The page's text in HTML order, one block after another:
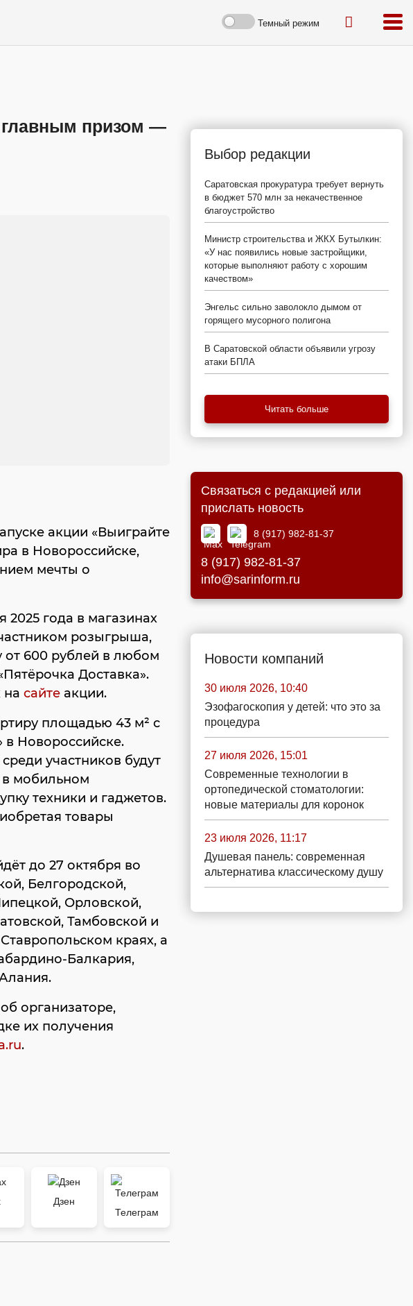
Темный режим
главным призом —
акции «Выиграйте
в Новороссийске,
мечты о
2025 года в магазинах
розыгрыша,
от 600 рублей в любом
Доставка».
на сайте акции.
площадью 43 м² с
Новороссийске.
участников будут
в мобильном
техники и гаджетов.
товары
до 27 октября во
Белгородской,
Орловской,
Тамбовской и
краях, а
Балкария,
организаторе,
их получения
.
Дзен
Телеграм
Выбор редакции
Саратовская прокуратура требует вернуть
в бюджет 570 млн за некачественное
благоустройство
Министр строительства и ЖКХ Бутылкин:
«У нас появились новые застройщики,
которые выполняют работу с хорошим
качеством»
Энгельс сильно заволокло дымом от
горящего мусорного полигона
В Саратовской области объявили угрозу
атаки БПЛА
Читать больше
Связаться с редакцией или
прислать новость
8 (917) 982-81-37
8 (917) 982-81-37
info@sarinform.ru
Новости компаний
30 июля 2026, 10:40
Эзофагоскопия у детей: что это за
процедура
27 июля 2026, 15:01
Современные технологии в
ортопедической стоматологии:
новые материалы для коронок
23 июля 2026, 11:17
Душевая панель: современная
альтернатива классическому душу